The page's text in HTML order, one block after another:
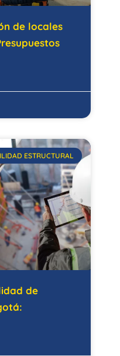
de locales
ESTRUCTURAL
de